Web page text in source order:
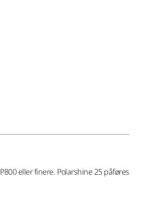
eller finere. Polarshine 25 påføres